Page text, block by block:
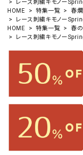
レース刺繍キモノー
HOME
特集一覧
春
レース刺繍キモノー
HOME
特集一覧
春
レース刺繍キモノー